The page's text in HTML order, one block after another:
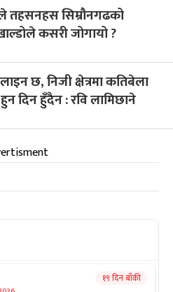
सिम्रौनगढको
कसरी जोगायो ?
लाइन छ, निजी क्षेत्रमा कतिबेला
हुन दिन हुँदैन : रवि लामिछाने
१९ दिन बाँकी